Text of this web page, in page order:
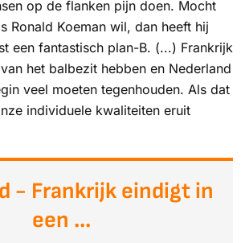
op de flanken pijn doen. Mocht
Ronald Koeman wil, dan heeft hij
een fantastisch plan-B. (...) Frankrijk
het balbezit hebben en Nederland
veel moeten tegenhouden. Als dat
individuele kwaliteiten eruit
- Frankrijk eindigt in
een ...